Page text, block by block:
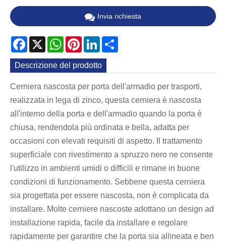
Invia richiesta
Facebook
X WhatsApp
PinterestLinkedIn
Descrizione del prodotto
Cerniera nascosta per porta dell'armadio per trasporti,
realizzata in lega di zinco, questa cerniera è nascosta
all'interno della porta e dell'armadio quando la porta è
chiusa, rendendola più ordinata e bella, adatta per
occasioni con elevati requisiti di aspetto. Il trattamento
superficiale con rivestimento a spruzzo nero ne consente
l'utilizzo in ambienti umidi o difficili e rimane in buone
condizioni di funzionamento. Sebbene questa cerniera
sia progettata per essere nascosta, non è complicata da
installare. Molte cerniere nascoste adottano un design ad
installazione rapida, facile da installare e regolare
rapidamente per garantire che la porta sia allineata e ben